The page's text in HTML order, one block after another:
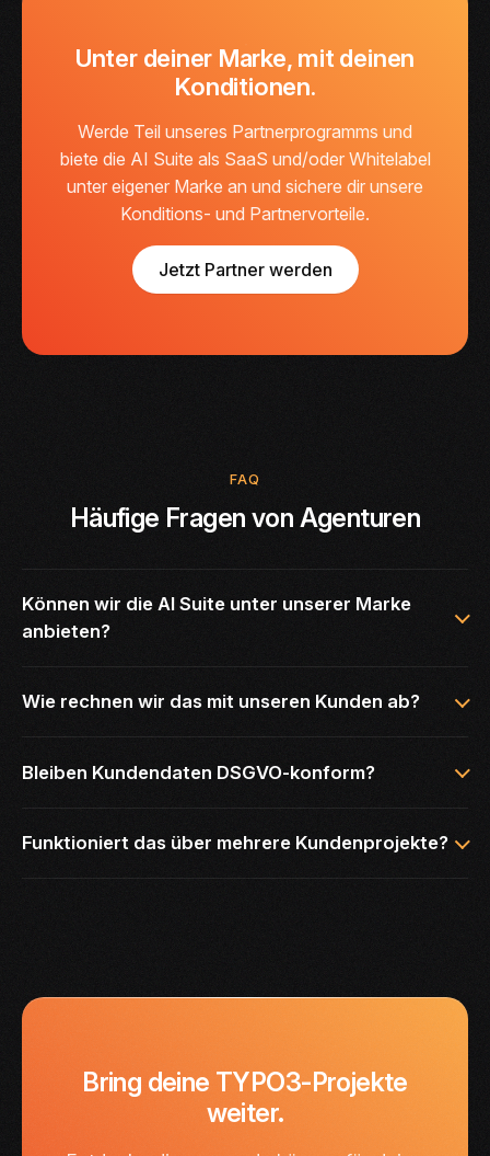
Unter deiner Marke, mit deinen
Konditionen.
Werde Teil unseres Partnerprogramms und
biete die AI Suite als SaaS und/oder Whitelabel
unter eigener Marke an und sichere dir unsere
Konditions- und Partnervorteile.
Jetzt Partner werden
FAQ
Häufige Fragen von Agenturen
Können wir die AI Suite unter unserer Marke
anbieten?
Wie rechnen wir das mit unseren Kunden ab?
Bleiben Kundendaten DSGVO-konform?
Funktioniert das über mehrere Kundenprojekte?
Bring deine TYPO3-Projekte
weiter.